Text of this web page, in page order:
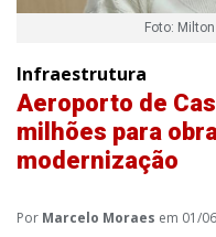
Foto:
Infraestrutura
Aeroporto de
milhões para
modernização
Por Marcelo Moraes em 01/